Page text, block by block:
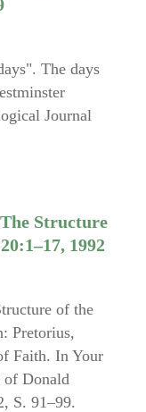
The days
Journal
Structure
1992
of the
Pretorius,
Faith. In Your
Donald
S. 91–99.